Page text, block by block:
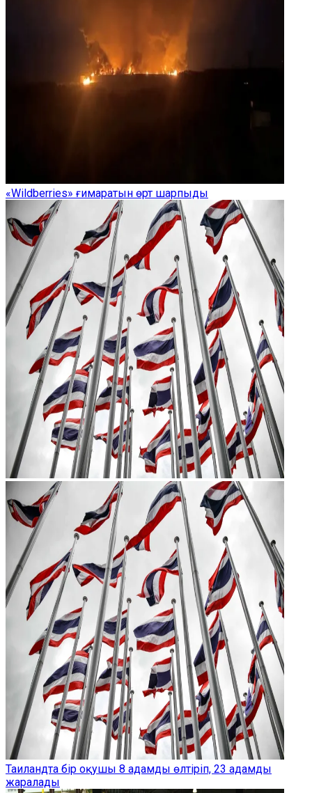
«Wildberries» ғимаратын өрт шарпыды
Таиландта бір оқушы 8 адамды өлтіріп, 23 адамды
жаралады